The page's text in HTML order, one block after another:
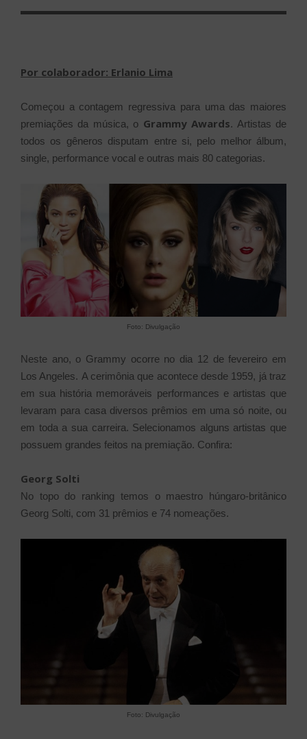
Por colaborador: Erlanio Lima
Começou a contagem regressiva para uma das maiores
premiações da música, o Grammy Awards. Artistas de
todos os gêneros disputam entre si, pelo melhor álbum,
single, performance vocal e outras mais 80 categorias.
Foto: Divulgação
Neste ano, o Grammy ocorre no dia 12 de fevereiro em
Los Angeles. A cerimônia que acontece desde 1959, já traz
em sua história memoráveis performances e artistas que
levaram para casa diversos prêmios em uma só noite, ou
em toda a sua carreira. Selecionamos alguns artistas que
possuem grandes feitos na premiação. Confira:
Georg Solti
No topo do ranking temos o maestro húngaro-britânico
Georg Solti, com 31 prêmios e 74 nomeações.
Foto: Divulgação